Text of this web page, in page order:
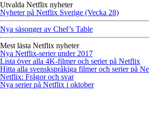
Utvalda Netflix nyheter
Nyheter på Netflix Sverige (Vecka 28)
Nya säsonger av Chef’s Table
Mest lästa Netflix nyheter
Nya Netflix-serier under 2017
Lista över alla 4K-filmer och serier på Netflix
Hitta alla svenskspråkiga filmer och serier på
Netflix: Frågor och svar
Nya serier på Netflix i oktober